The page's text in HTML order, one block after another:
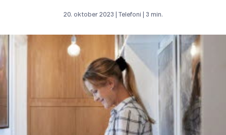
20. oktober 2023 | Telefoni | 3 min.